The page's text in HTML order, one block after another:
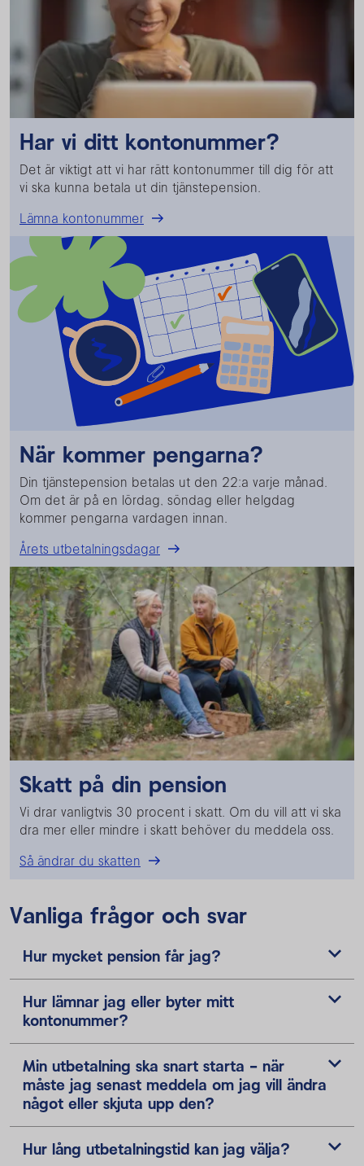
Har vi ditt kontonummer?
Det är viktigt att vi har rätt kontonummer till dig för att
vi ska kunna betala ut din tjänstepension.
Lämna kontonummer
När kommer pengarna?
Din tjänstepension betalas ut den 22:a varje månad.
Om det är på en lördag, söndag eller helgdag
kommer pengarna vardagen innan.
Årets utbetalningsdagar
Skatt på din pension
Vi drar vanligtvis 30 procent i skatt. Om du vill att vi ska
dra mer eller mindre i skatt behöver du meddela oss.
Så ändrar du skatten
Vanliga frågor och svar
Hur mycket pension får jag?
Hur lämnar jag eller byter mitt
kontonummer?
Min utbetalning ska snart starta - när
måste jag senast meddela om jag vill ändra
något eller skjuta upp den?
Hur lång utbetalningstid kan jag välja?